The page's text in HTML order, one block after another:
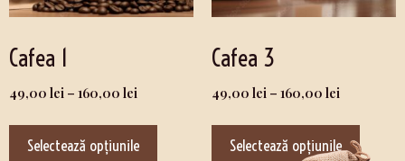
Cafea 1
49,00 lei – 160,00 lei
Selectează opțiunile
Cafea 3
49,00 lei – 160,00 lei
Selectează opțiunile